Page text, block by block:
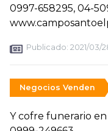
0997-658295, 04-
Publicado: 2021/03/
Negocios Venden
Y cofre funerario